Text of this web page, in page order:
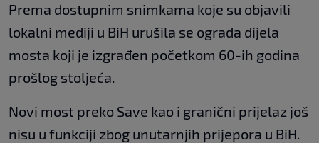
Prema dostupnim snimkama koje su objavili
lokalni mediji u BiH urušila se ograda dijela
mosta koji je izgrađen početkom 60-ih godina
prošlog stoljeća.
Novi most preko Save kao i granični prijelaz još
nisu u funkciji zbog unutarnjih prijepora u BiH.